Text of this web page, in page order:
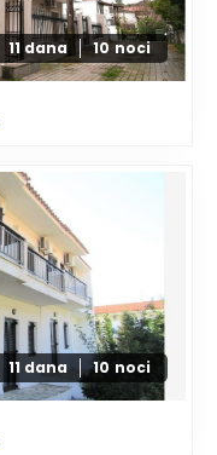
11 dana 10 noci
11 dana 10 noci